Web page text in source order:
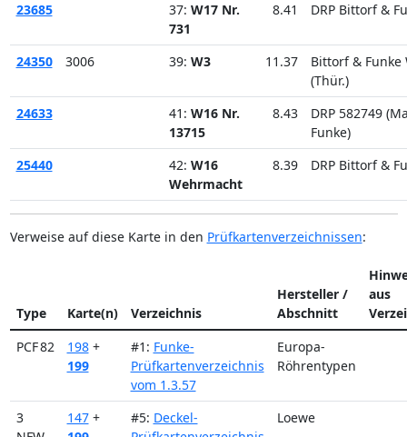
23685 37: W17 Nr.
731
8.41 DRP Bittorf &
24350 3006 39: W3 11.37
Bittorf & Funke
(Thür.)
24633
41: W16 Nr.
13715
8.43
DRP 582749
Funke)
25440
42: W16
Wehrmacht
8.39 DRP Bittorf &
Verweise auf diese Karte in den Prüfkartenverzeichnissen:
Type Karte(n) Verzeichnis
Hersteller /
Abschnitt
aus
PCF 82
198 +
199
#1: Funke-
Prüfkartenverzeichnis
vom 1.3.57
Europa-
Röhrentypen
3
147 +
#5: Deckel-
Loewe